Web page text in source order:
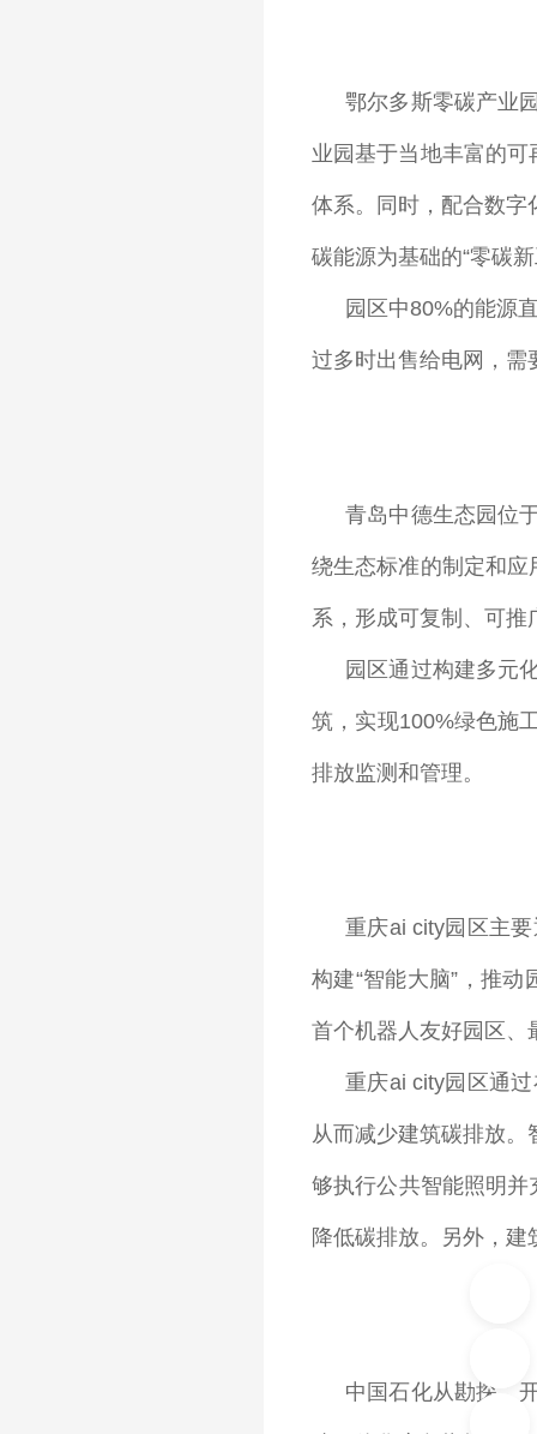
鄂尔多斯零碳产业
业园基于当地丰富的可
体系。同时，配合数字
碳能源为基础的“零碳
园区中80%的能源
过多时出售给电网，需
青岛中德生态园位
绕生态标准的制定和应
系，形成可复制、可
园区通过构建多元
筑，实现100%绿色施
排放监测和管理。
重庆ai city园区主
构建“智能大脑”，推
首个机器人友好园区、
重庆ai city园区通
从而减少建筑碳排放
够执行公共智能照明
降低碳排放。另外，
中国石化从勘探、